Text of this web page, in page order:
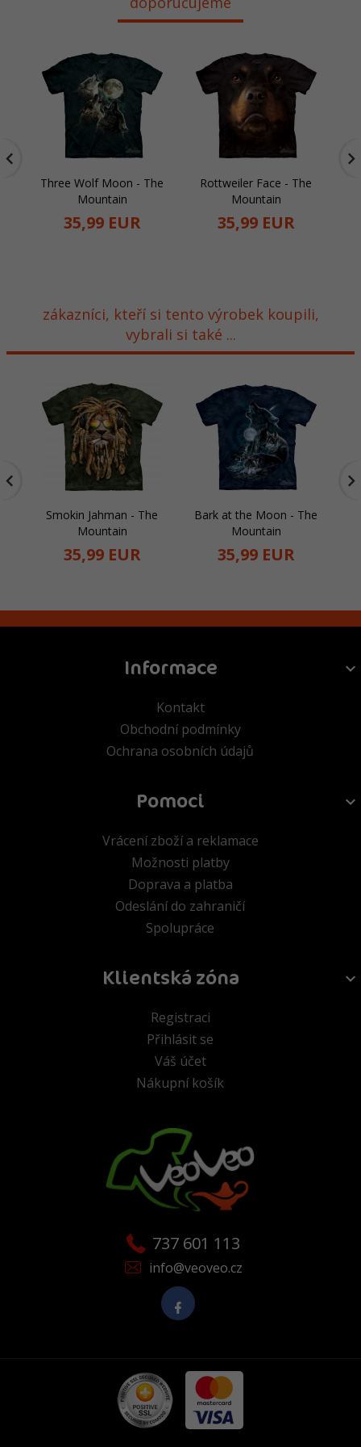
Three Wolf Moon - The
Mountain
35,99 EUR
Rottweiler Face - The
Mountain
35,99 EUR
zákazníci, kteří si tento výrobek koupili,
vybrali si také ...
Smokin Jahman - The
Mountain
35,99 EUR
Bark at the Moon - The
Mountain
35,99 EUR
Informace
Kontakt
Obchodní podmínky
Ochrana osobních údajů
Pomoci
Vrácení zboží a reklamace
Možnosti platby
Doprava a platba
Odeslání do zahraničí
Spolupráce
Klientská zóna
Registraci
Přihlásit se
Váš účet
Nákupní košík
737 601 113
info@veoveo.cz